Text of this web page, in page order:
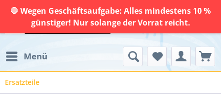
🛑 Wegen Geschäftsaufgabe: Alles mindestens 10 %
günstiger! Nur solange der Vorrat reicht.
Menü
Ersatzteile